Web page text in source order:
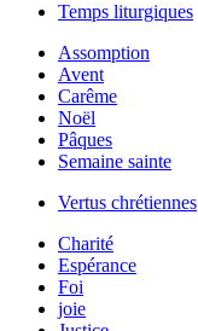
Temps liturgiques
Assomption
Avent
Carême
Noël
Pâques
Semaine sainte
Vertus chrétiennes
Charité
Espérance
Foi
joie